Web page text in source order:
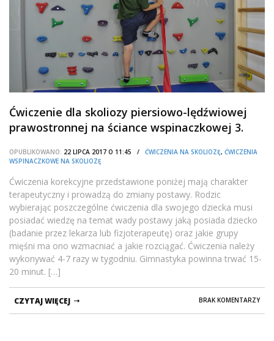
Ćwiczenie dla skoliozy piersiowo-lędźwiowej
prawostronnej na ściance wspinaczkowej 3.
OPUBLIKOWANO: 22 LIPCA 2017 O 11:45 / ĆWICZENIA NA SKOLIOZĘ, ĆWICZENIA
WSPINACZKOWE NA SKOLIOZĘ
Ćwiczenia korekcyjne przedstawione poniżej mają charakter
terapeutyczny i prowadzą do zmiany postawy. Rodzic
wybierając poszczególne ćwiczenia dla swojego dziecka musi
posiadać wiedzę na temat wady postawy jaką posiada dziecko
(badanie przez lekarza lub fizjoterapeutę) oraz jakie grupy
mięśni ma ono wzmacniać a jakie rozciągać. Ćwiczenia należy
wykonywać 4-7 razy w tygodniu. Gimnastyka powinna trwać 15-
20 minut. […]
BRAK KOMENTARZY
CZYTAJ WIĘCEJ